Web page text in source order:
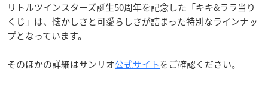
リトルツインスターズ誕生50周年を記念した「キキ&ララ当り
くじ」は、懐かしさと可愛らしさが詰まった特別なラインナッ
プとなっています。
そのほかの詳細はサンリオ公式サイトをご確認ください。